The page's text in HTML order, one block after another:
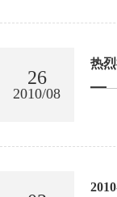
26
2010/08
热